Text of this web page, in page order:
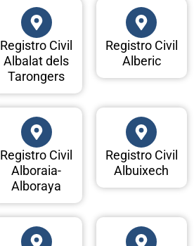
Registro Civil
Albalat dels
Tarongers
Registro Civil
Alberic
Registro Civil
Alboraia-
Alboraya
Registro Civil
Albuixech